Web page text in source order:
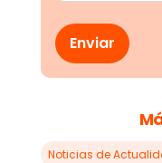
Noticias de